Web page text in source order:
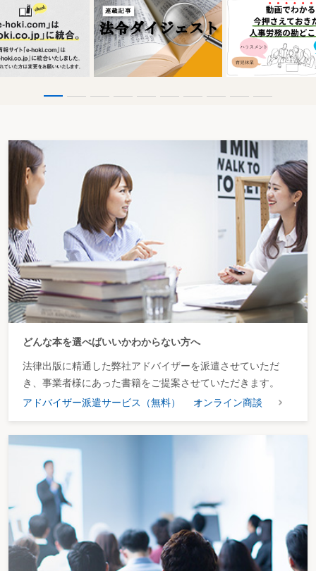
どんな本を選べばいいかわからない方へ
法律出版に精通した弊社アドバイザーを派遣させていただ
き、事業者様にあった書籍をご提案させていただきます。
アドバイザー派遣サービス（無料）
オンライン商談